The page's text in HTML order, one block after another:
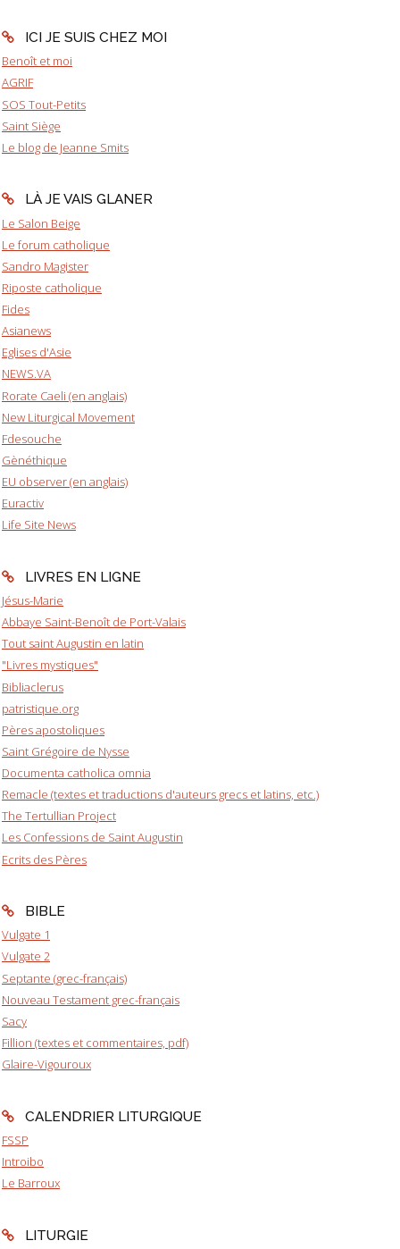
ICI JE SUIS CHEZ MOI
Benoît et moi
AGRIF
SOS Tout-Petits
Saint Siège
Le blog de Jeanne Smits
LÀ JE VAIS GLANER
Le Salon Beige
Le forum catholique
Sandro Magister
Riposte catholique
Fides
Asianews
Eglises d'Asie
NEWS.VA
Rorate Caeli (en anglais)
New Liturgical Movement
Fdesouche
Gènéthique
EU observer (en anglais)
Euractiv
Life Site News
LIVRES EN LIGNE
Jésus-Marie
Abbaye Saint-Benoît de Port-Valais
Tout saint Augustin en latin
"Livres mystiques"
Bibliaclerus
patristique.org
Pères apostoliques
Saint Grégoire de Nysse
Documenta catholica omnia
Remacle (textes et traductions d'auteurs grecs et latins, etc.)
The Tertullian Project
Les Confessions de Saint Augustin
Ecrits des Pères
BIBLE
Vulgate 1
Vulgate 2
Septante (grec-français)
Nouveau Testament grec-français
Sacy
Fillion (textes et commentaires, pdf)
Glaire-Vigouroux
CALENDRIER LITURGIQUE
FSSP
Introibo
Le Barroux
LITURGIE